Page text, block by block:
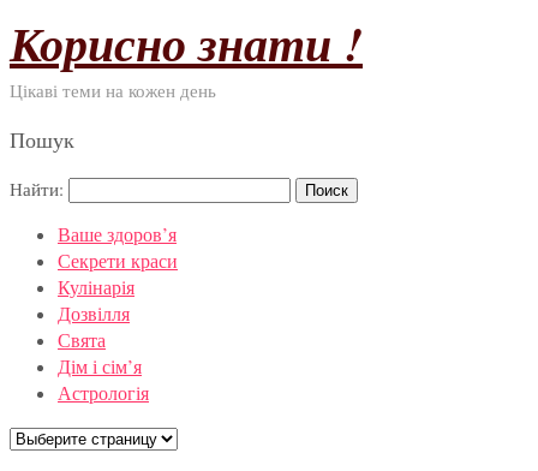
Корисно знати !
Цікаві теми на кожен день
Пошук
Найти:
Ваше здоров’я
Секрети краси
Кулінарія
Дозвілля
Свята
Дім і сім’я
Астрологія